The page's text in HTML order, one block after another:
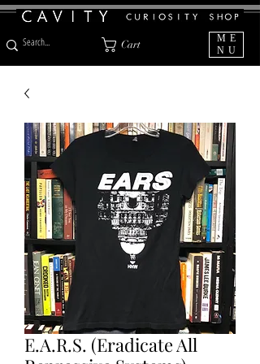
Cart
ME
NU
E.A.R.S. (Eradicate All